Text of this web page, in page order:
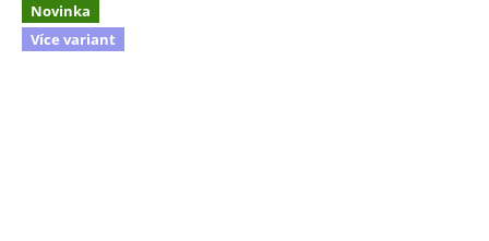
Novinka
Více variant